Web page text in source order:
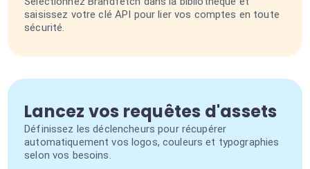
saisissez votre clé API pour lier vos comptes en toute
sécurité.
Lancez vos requêtes d'assets
Définissez les déclencheurs pour récupérer
automatiquement vos logos, couleurs et typographies
selon vos besoins.